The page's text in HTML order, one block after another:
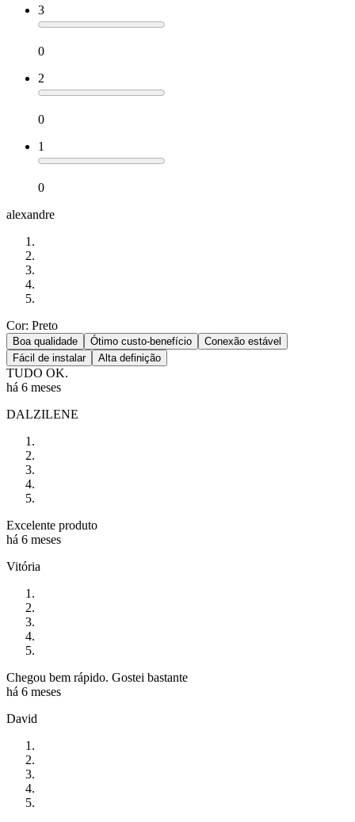
3
0
2
0
1
0
alexandre
Cor: Preto
Boa qualidade Ótimo custo-benefício
Conexão estável
Fácil de instalar
Alta definição
TUDO OK.
há 6 meses
DALZILENE
Excelente produto
há 6 meses
Vitória
Chegou bem rápido. Gostei bastante
há 6 meses
David